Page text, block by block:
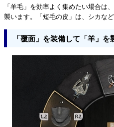
「羊毛」を効率よく集めたい場合は
襲います。「短毛の皮」は、シカな
「覆面」を装備して「羊」を